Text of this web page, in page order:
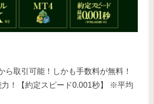
ら取引可能！しかも手数料が無料！
力！【約定スピード0.001秒】 ※平均